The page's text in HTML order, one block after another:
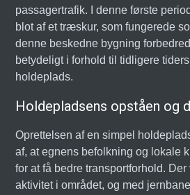
passagertrafik. I denne første
blot af et træskur, som fungerede
denne beskedne bygning
betydeligt i forhold til tidligere
holdeplads.
Holdepladsens opståen og
Oprettelsen af en simpel
af, at egnens befolkning og lokale
for at få bedre transportforhold.
aktivitet i området, og med